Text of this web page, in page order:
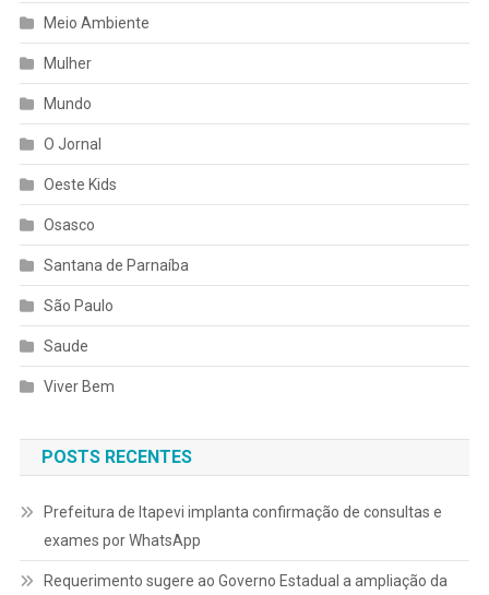
Meio Ambiente
Mulher
Mundo
O Jornal
Oeste Kids
Osasco
Santana de Parnaíba
São Paulo
Saude
Viver Bem
POSTS RECENTES
Prefeitura de Itapevi implanta confirmação de consultas e
exames por WhatsApp
Requerimento sugere ao Governo Estadual a ampliação da